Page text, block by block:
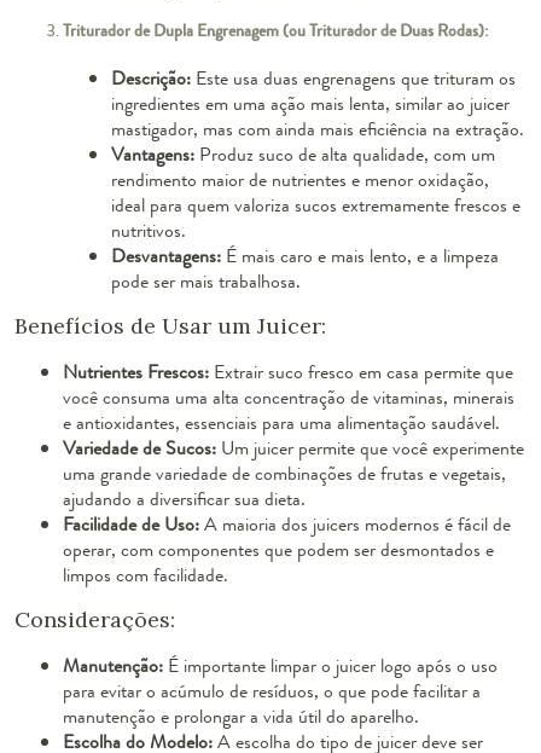
Triturador de Dupla Engrenagem (ou Triturador de Duas Rodas):
Descrição: Este usa duas engrenagens que trituram os
ingredientes em uma ação mais lenta, similar ao juicer
mastigador, mas com ainda mais eficiência na extração.
Vantagens: Produz suco de alta qualidade, com um
rendimento maior de nutrientes e menor oxidação,
ideal para quem valoriza sucos extremamente frescos e
nutritivos.
Desvantagens: É mais caro e mais lento, e a limpeza
pode ser mais trabalhosa.
Benefícios de Usar um Juicer:
Nutrientes Frescos: Extrair suco fresco em casa permite que
você consuma uma alta concentração de vitaminas, minerais
e antioxidantes, essenciais para uma alimentação saudável.
Variedade de Sucos: Um juicer permite que você experimente
uma grande variedade de combinações de frutas e vegetais,
ajudando a diversificar sua dieta.
Facilidade de Uso:A maioria dos juicers modernos é fácil de
operar, com componentes que podem ser desmontados e
limpos com facilidade.
Considerações:
Manutenção: É importante limpar o juicer logo após o uso
para evitar o acúmulo de resíduos, o que pode facilitar a
manutenção e prolongar a vida útil do aparelho.
Escolha do Modelo:A escolha do tipo de juicer deve ser